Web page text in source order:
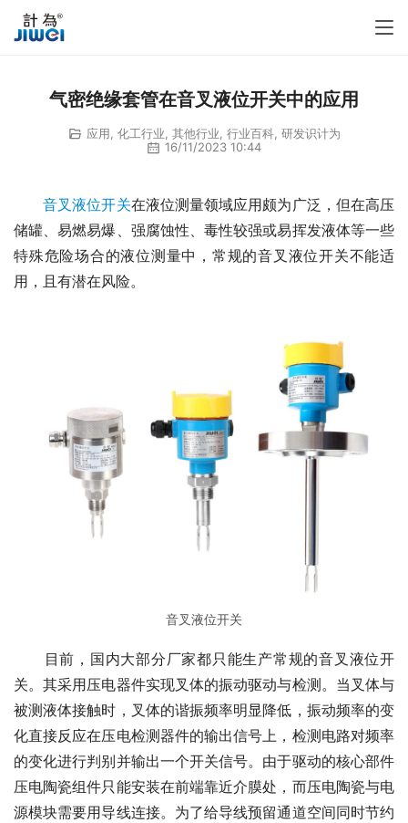
气密绝缘套管在音叉液位开关中的应用
应用 化工行业 其他行业 行业百科, 研发识计为
16/11/2023 10:44
音叉液位开关在液位测量领域应用颇为广泛，但在高压
储罐、易燃易爆、强腐蚀性、毒性较强或易挥发液体等一些
特殊危险场合的液位测量中，常规的音叉液位开关不能适
用，且有潜在风险。
音叉液位开关
目前，国内大部分厂家都只能生产常规的音叉液位开
关。其采用压电器件实现叉体的振动驱动与检测。当叉体与
被测液体接触时，叉体的谐振频率明显降低，振动频率的变
化直接反应在压电检测器件的输出信号上，检测电路对频率
的变化进行判别并输出一个开关信号。由于驱动的核心部件
压电陶瓷组件只能安装在前端靠近介膜处，而压电陶瓷与电
源模块需要用导线连接。为了给导线预留通道空间同时节约